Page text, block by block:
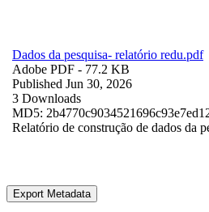
Dados da pesquisa- relatório redu.pdf
Adobe PDF - 77.2 KB
Published Jun 30, 2026
3 Downloads
MD5:
Relatório de construção de dados da
Export Metadata